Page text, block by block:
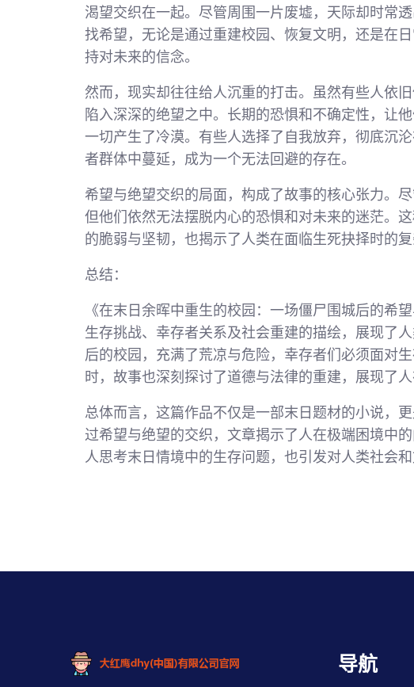
渴望交织在一起。尽管周围一片废墟，天际却时常
找希望，无论是通过重建校园、恢复文明，还是在
持对未来的信念。
然而，现实却往往给人沉重的打击。虽然有些人依
陷入深深的绝望之中。长期的恐惧和不确定性，让
一切产生了冷漠。有些人选择了自我放弃，彻底沉
者群体中蔓延，成为一个无法回避的存在。
希望与绝望交织的局面，构成了故事的核心张力。
但他们依然无法摆脱内心的恐惧和对未来的迷茫。
的脆弱与坚韧，也揭示了人类在面临生死抉择时的复
总结：
《在末日余晖中重生的校园：一场僵尸围城后的希
生存挑战、幸存者关系及社会重建的描绘，展现了
后的校园，充满了荒凉与危险，幸存者们必须面对
时，故事也深刻探讨了道德与法律的重建，展现了
总体而言，这篇作品不仅是一部末日题材的小说，
过希望与绝望的交织，文章揭示了人在极端困境中
人思考末日情境中的生存问题，也引发对人类社会和
导航